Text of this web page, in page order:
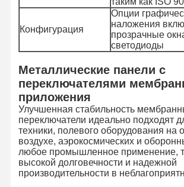
Домой Продукты Видеозаписи
Экскурсия
По Заводу
Контроль
Качества
Свяжитесь С
Нами
Конфигурация
Опции
наложения
прозрачные
светодиоды
Металлические панели с
переключателями
приложения
Улучшенная стабильность
переключатели идеально подходят
техники, полевого оборудования на
воздухе, аэрокосмических и
любое промышленное применение,
высокой долговечности и надежной
производительности в